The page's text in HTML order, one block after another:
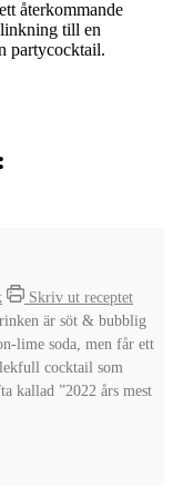
återkommande
till en
partycocktail.
Skriv ut receptet
är söt & bubblig
lime soda, men får ett
cocktail som
kallad ”2022 års mest